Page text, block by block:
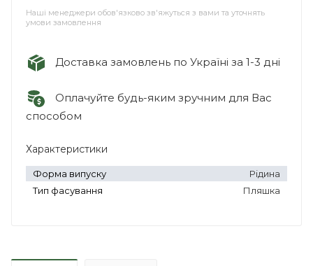
Наші менеджери обов'язково зв'яжуться з вами та уточнять
умови замовлення
Доставка замовлень по Україні за 1-3 дні
Оплачуйте будь-яким зручним для Вас
способом
Характеристики
Форма випуску
Рідина
Тип фасування
Пляшка